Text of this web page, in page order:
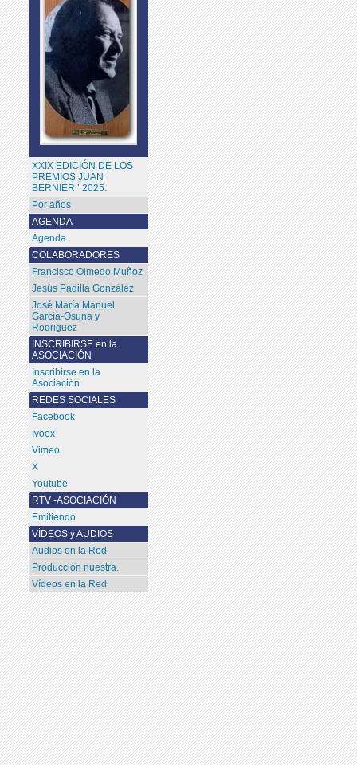
AGENDA
Agenda
COLABORADORES
Francisco Olmedo Muñoz
Jesús Padilla González
José María Manuel
García-Osuna y
Rodriguez
INSCRIBIRSE en la
ASOCIACIÓN
Inscribirse en la
Asociación
XXIX EDICIÓN DE LOS
PREMIOS JUAN
BERNIER ’ 2025.
Por años
REDES SOCIALES
Facebook
Ivoox
Vimeo
X
Youtube
RTV -ASOCIACIÓN
Emitiendo
VÍDEOS y AUDIOS
Audios en la Red
Producción nuestra.
Vídeos en la Red